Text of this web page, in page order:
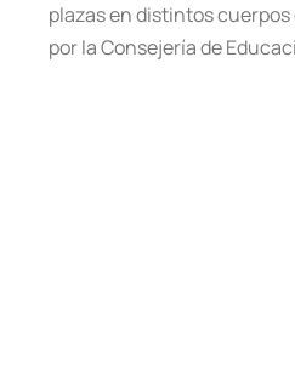
plazas en distintos
por la Consejería de